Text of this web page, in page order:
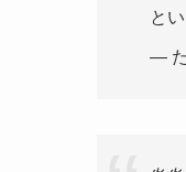
と
— た